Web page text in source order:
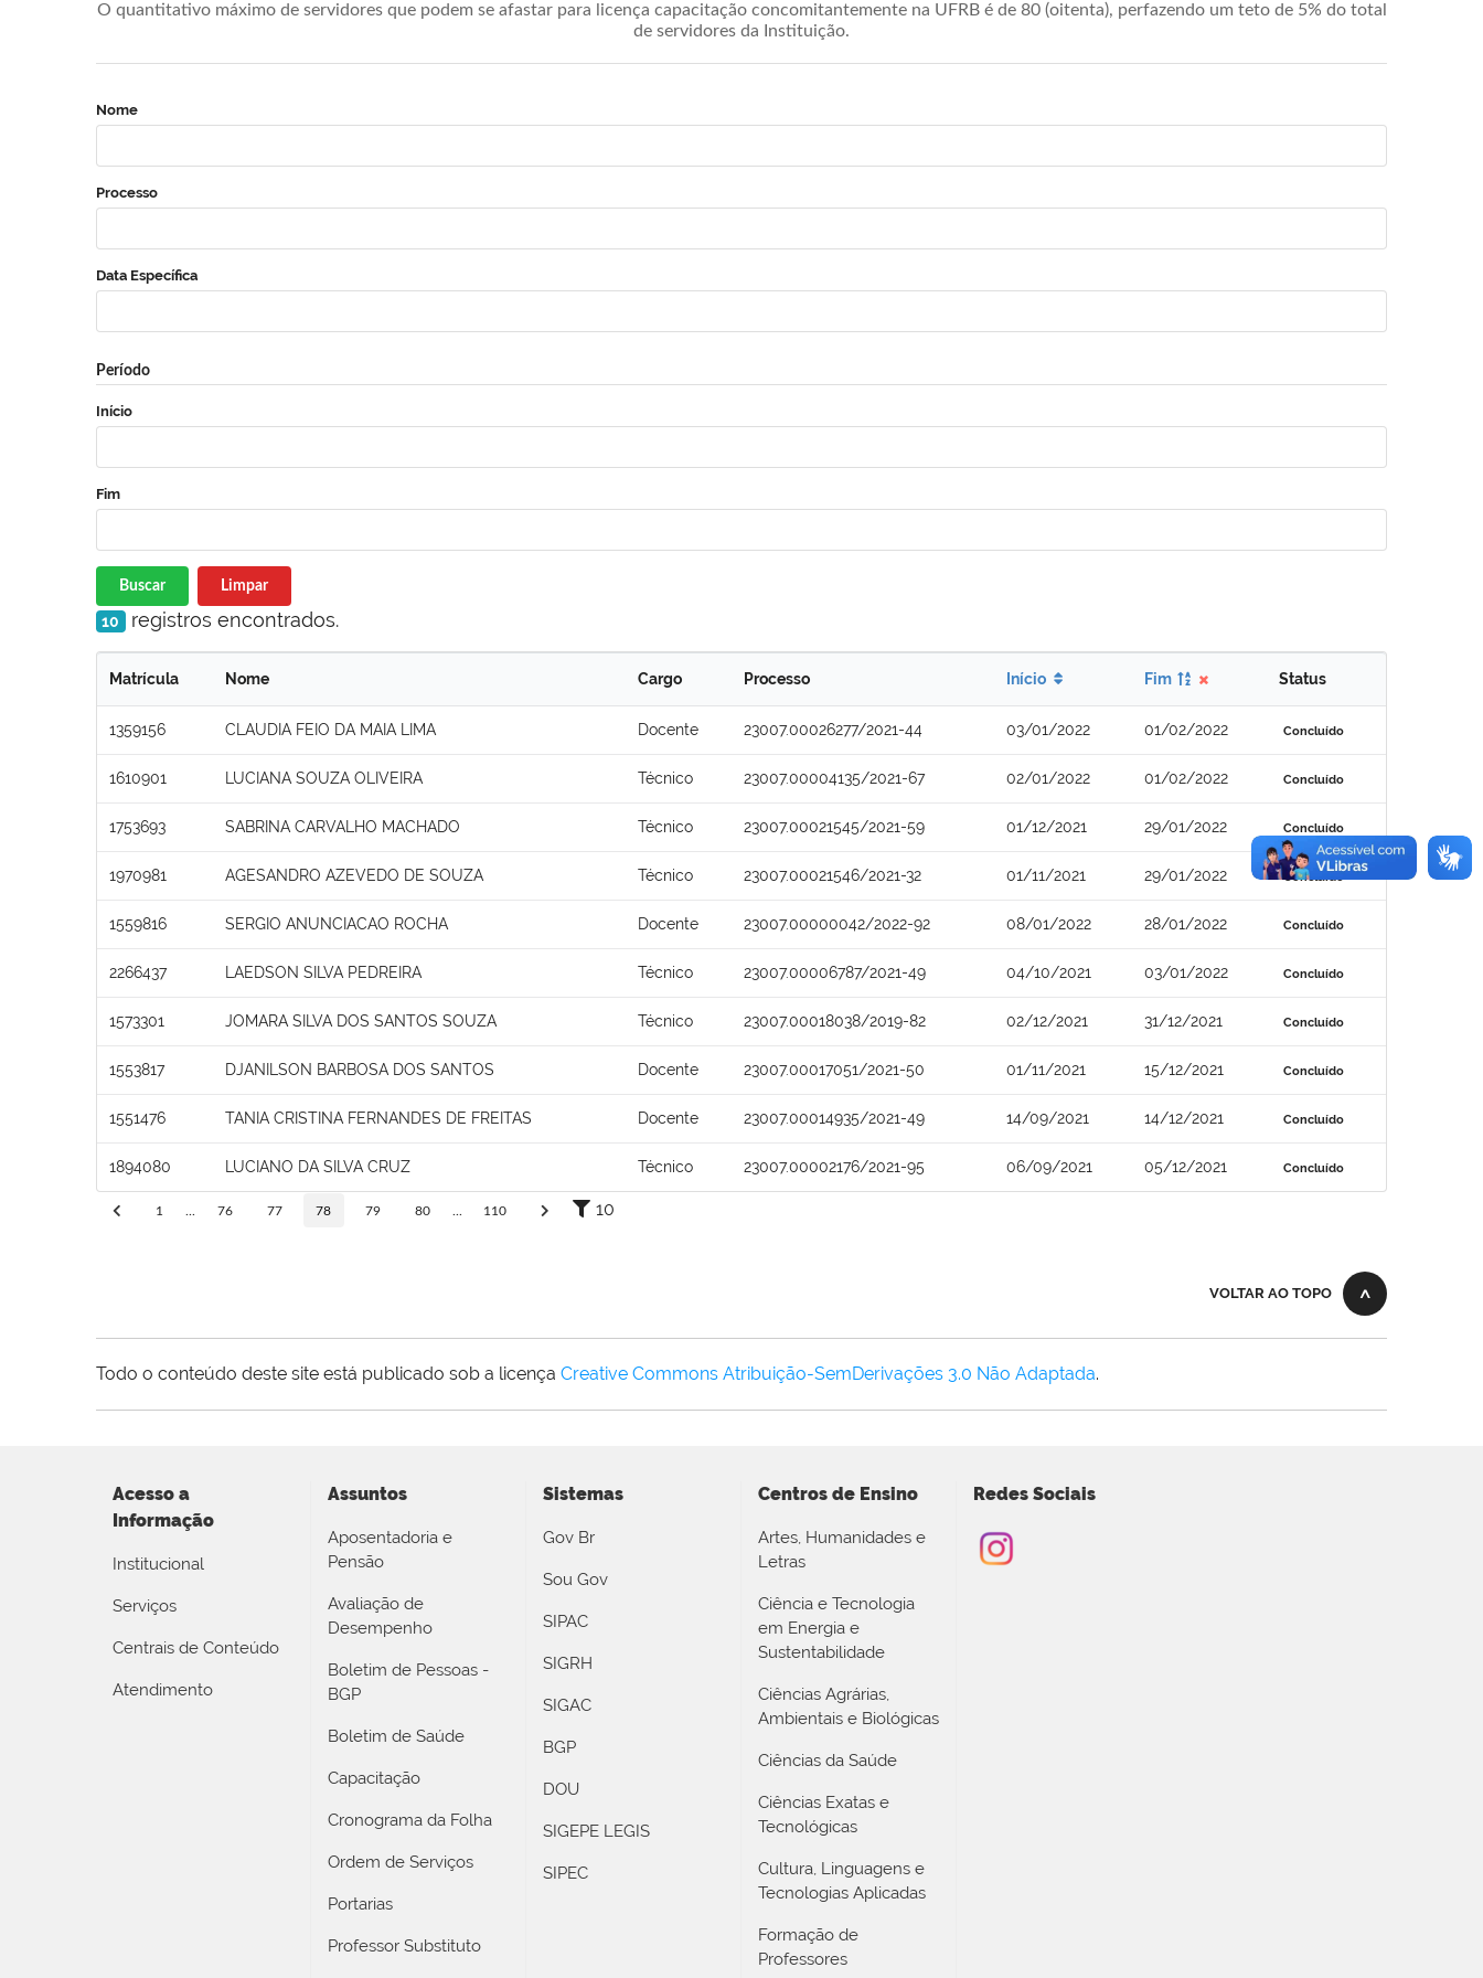
O quantitativo máximo de servidores que podem se afastar para licença capacitação concomitantemente na UFRB é de 80 (oitenta), perfazendo um teto de 5% do total
de servidores da Instituição.
Nome
Processo
Data Específica
Período
Início
Fim
Buscar Limpar
10 registros encontrados.
Matrícula Nome Cargo Processo Início Fim Status
1359156 CLAUDIA FEIO DA MAIA LIMA Docente 23007.00026277/2021-44 03/01/2022 01/02/2022 Concluído
1610901 LUCIANA SOUZA OLIVEIRA Técnico 23007.00004135/2021-67 02/01/2022 01/02/2022 Concluído
1753693 SABRINA CARVALHO MACHADO Técnico 23007.00021545/2021-59 01/12/2021 29/01/2022 Concluído
1970981 AGESANDRO AZEVEDO DE SOUZA Técnico 23007.00021546/2021-32 01/11/2021 29/01/2022 Concluído
1559816 SERGIO ANUNCIACAO ROCHA Docente 23007.00000042/2022-92 08/01/2022 28/01/2022 Concluído
2266437 LAEDSON SILVA PEDREIRA Técnico 23007.00006787/2021-49 04/10/2021 03/01/2022 Concluído
1573301 JOMARA SILVA DOS SANTOS SOUZA Técnico 23007.00018038/2019-82 02/12/2021 31/12/2021 Concluído
1553817 DJANILSON BARBOSA DOS SANTOS Docente 23007.00017051/2021-50 01/11/2021 15/12/2021 Concluído
1551476 TANIA CRISTINA FERNANDES DE FREITAS Docente 23007.00014935/2021-49 14/09/2021 14/12/2021 Concluído
1894080 LUCIANO DA SILVA CRUZ Técnico 23007.00002176/2021-95 06/09/2021 05/12/2021 Concluído
1 76 77 78 79 80 110 10
VOLTAR AO TOPO
Todo o conteúdo deste site está publicado sob a licença Creative Commons Atribuição-SemDerivações 3.0 Não Adaptada.
Acesso a
Informação
Institucional
Serviços
Centrais de Conteúdo
Atendimento
Assuntos
Aposentadoria e
Pensão
Avaliação de
Desempenho
Boletim de Pessoas -
BGP
Boletim de Saúde
Capacitação
Cronograma da Folha
Ordem de Serviços
Portarias
Professor Substituto
Sistemas
Gov Br
Sou Gov
SIPAC
SIGRH
SIGAC
BGP
DOU
SIGEPE LEGIS
SIPEC
Centros de Ensino
Artes, Humanidades e
Letras
Ciência e Tecnologia
em Energia e
Sustentabilidade
Ciências Agrárias,
Ambientais e Biológicas
Ciências da Saúde
Ciências Exatas e
Tecnológicas
Cultura, Linguagens e
Tecnologias Aplicadas
Formação de
Professores
Redes Sociais